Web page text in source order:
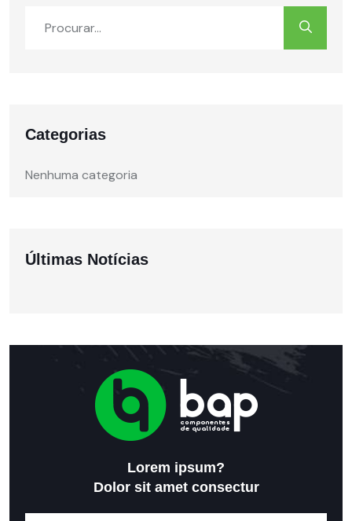
Categorias
Nenhuma categoria
Últimas Notícias
Lorem ipsum?
Dolor sit amet consectur